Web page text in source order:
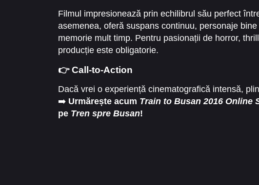
Filmul impresionează prin echilibrul său perfect
asemenea, oferă suspans continuu, personaje
memorie mult timp. Pentru pasionații de horror,
producție este obligatorie.
👉 Call-to-Action
Dacă vrei o experiență cinematografică intensă,
➡️ Urmărește acum Train to Busan 2016 Online
pe Tren spre Busan!